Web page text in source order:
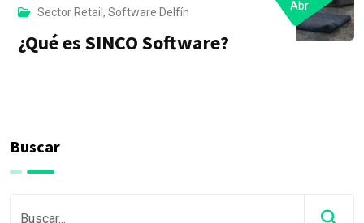
Sector Retail , Software Delfín
¿Qué es SINCO Software?
Abr
Buscar